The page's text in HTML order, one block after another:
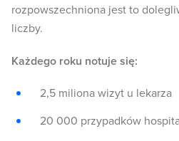
rozpowszechniona jest to
liczby.
Każdego roku notuje się:
2,5 miliona wizyt u lekarza
20 000 przypadków